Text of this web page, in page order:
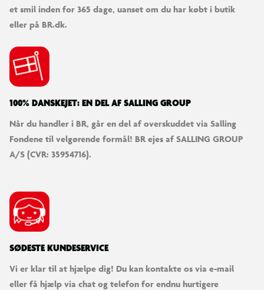
et smil inden for 365 dage, uanset om du har købt i butik
eller på BR.dk.
100% DANSKEJET: EN DEL AF SALLING GROUP
Når du handler i BR, går en del af overskuddet via Salling
Fondene til velgørende formål! BR ejes af SALLING GROUP
A/S (CVR: 35954716).
SØDESTE KUNDESERVICE
Vi er klar til at hjælpe dig! Du kan kontakte os via e-mail
eller få hjælp via chat og telefon for endnu hurtigere